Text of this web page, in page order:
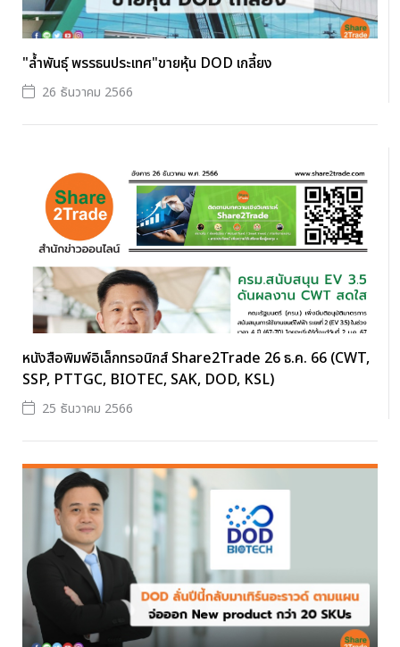
"ล้ำพันธุ์ พรรธนประเทศ"ขายหุ้น DOD เกลี้ยง
26 ธันวาคม 2566
หนังสือพิมพ์อิเล็กทรอนิกส์ Share2Trade 26 ธ.ค. 66 (CWT,
SSP, PTTGC, BIOTEC, SAK, DOD, KSL)
25 ธันวาคม 2566